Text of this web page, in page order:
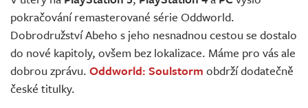
Živě
pokračování remasterované série Oddworld.
Dobrodružství Abeho s jeho nesnadnou cestou se dostalo
do nové kapitoly, ovšem bez lokalizace. Máme pro vás ale
dobrou zprávu. Oddworld: Soulstorm obdrží dodatečně
české titulky.